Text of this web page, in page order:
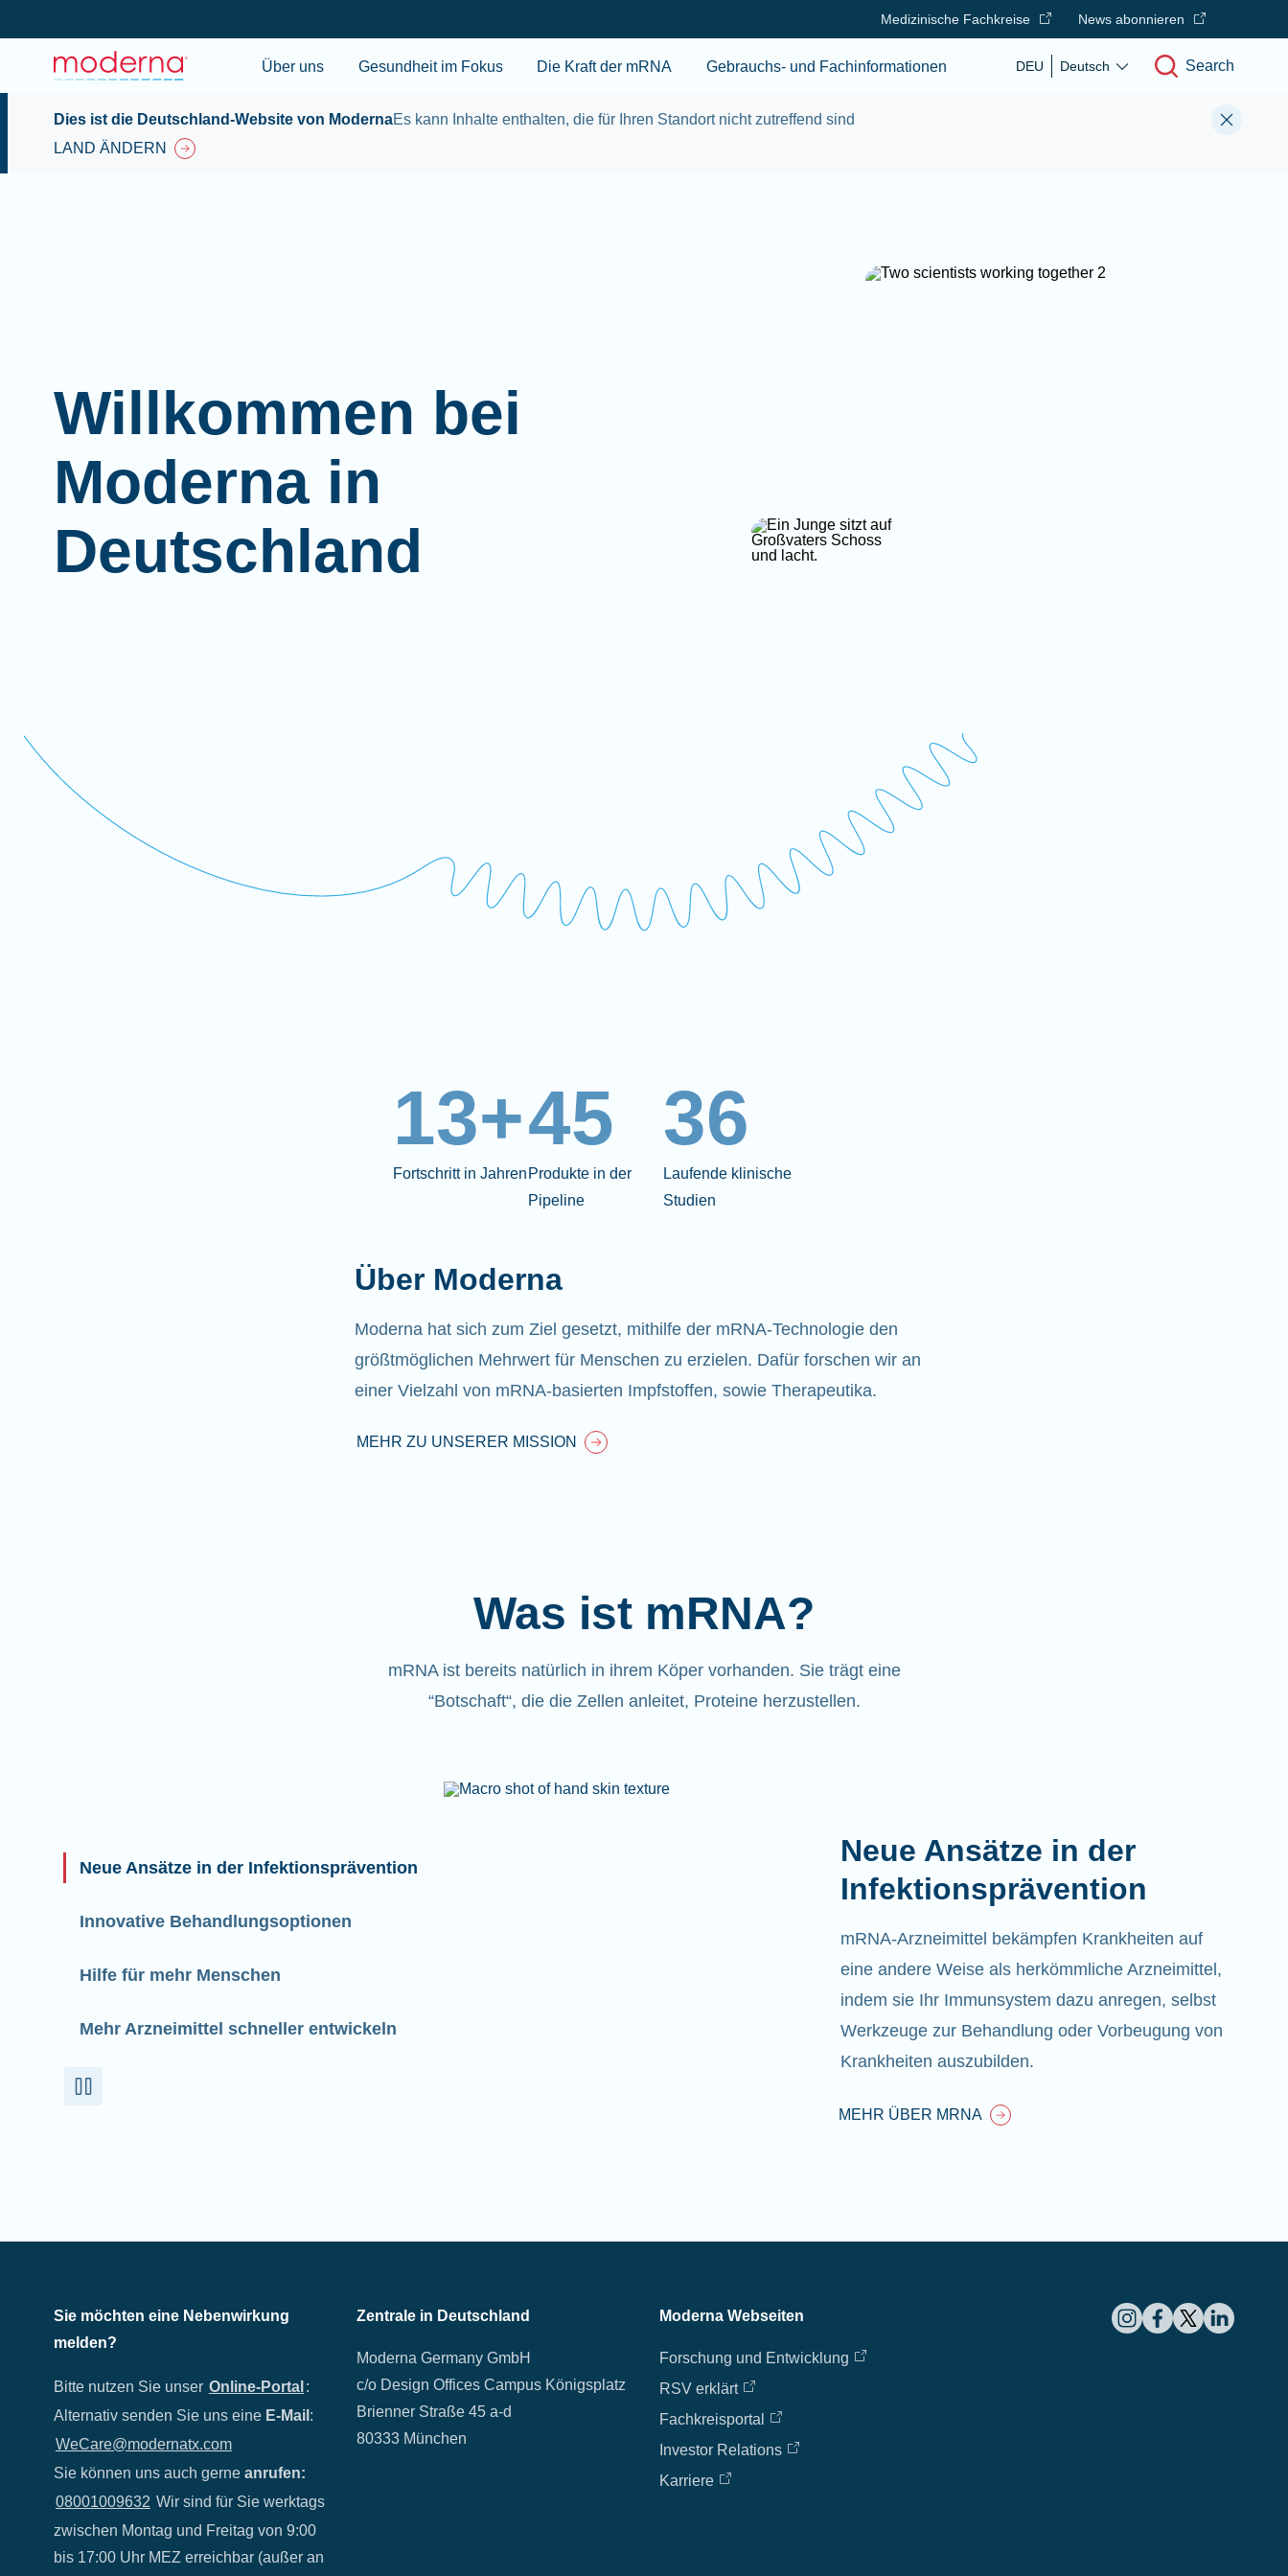
Medizinische Fachkreise News abonnieren
Über uns Gesundheit im Fokus Die Kraft der mRNA Gebrauchs- und Fachinformationen DEU Deutsch Search
Dies ist die Deutschland-Website von ModernaEs kann Inhalte enthalten, die für Ihren Standort nicht zutreffend sind
LAND ÄNDERN
Willkommen bei
Moderna in
Deutschland
13+
Fortschritt in Jahren
45
Produkte in der
Pipeline
36
Laufende klinische
Studien
Über Moderna
Moderna hat sich zum Ziel gesetzt, mithilfe der mRNA-Technologie den
größtmöglichen Mehrwert für Menschen zu erzielen. Dafür forschen wir an
einer Vielzahl von mRNA-basierten Impfstoffen, sowie Therapeutika.
MEHR ZU UNSERER MISSION
Was ist mRNA?
mRNA ist bereits natürlich in ihrem Köper vorhanden. Sie trägt eine
“Botschaft“, die die Zellen anleitet, Proteine herzustellen.
Neue Ansätze in der Infektionsprävention
Innovative Behandlungsoptionen
Hilfe für mehr Menschen
Mehr Arzneimittel schneller entwickeln
Neue Ansätze in der
Infektionsprävention
mRNA-Arzneimittel bekämpfen Krankheiten auf
eine andere Weise als herkömmliche Arzneimittel,
indem sie Ihr Immunsystem dazu anregen, selbst
Werkzeuge zur Behandlung oder Vorbeugung von
Krankheiten auszubilden.
MEHR ÜBER MRNA
Sie möchten eine Nebenwirkung
melden?
Bitte nutzen Sie unser Online-Portal :
Alternativ senden Sie uns eine E-Mail :
WeCare@modernatx.com
Sie können uns auch gerne anrufen:
08001009632 Wir sind für Sie werktags
zwischen Montag und Freitag von 9:00
bis 17:00 Uhr MEZ erreichbar (außer an
Zentrale in Deutschland
Moderna Germany GmbH
c/o Design Offices Campus Königsplatz
Brienner Straße 45 a-d
80333 München
Moderna Webseiten
Forschung und Entwicklung
RSV erklärt
Fachkreisportal
Investor Relations
Karriere